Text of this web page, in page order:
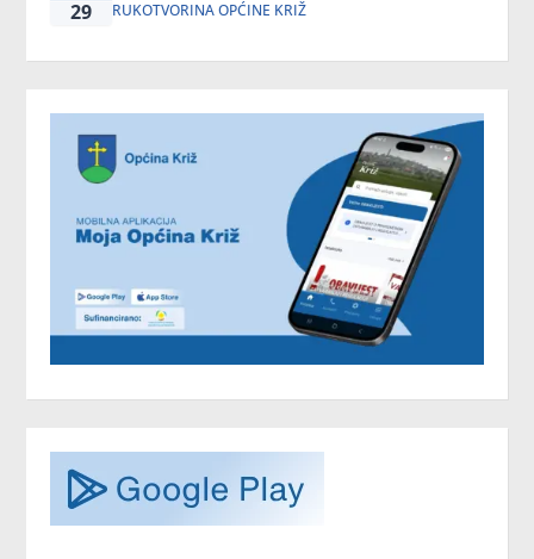
29
RUKOTVORINA OPĆINE KRIŽ